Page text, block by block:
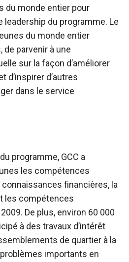
du monde entier pour
leadership du programme. Le
du monde entier
de parvenir à une
sur la façon d’améliorer
d’inspirer d’autres
dans le service
programme, GCC a
les compétences
financières, la
les compétences
De plus, environ 60 000
à des travaux d’intérêt
de quartier à la
importants en